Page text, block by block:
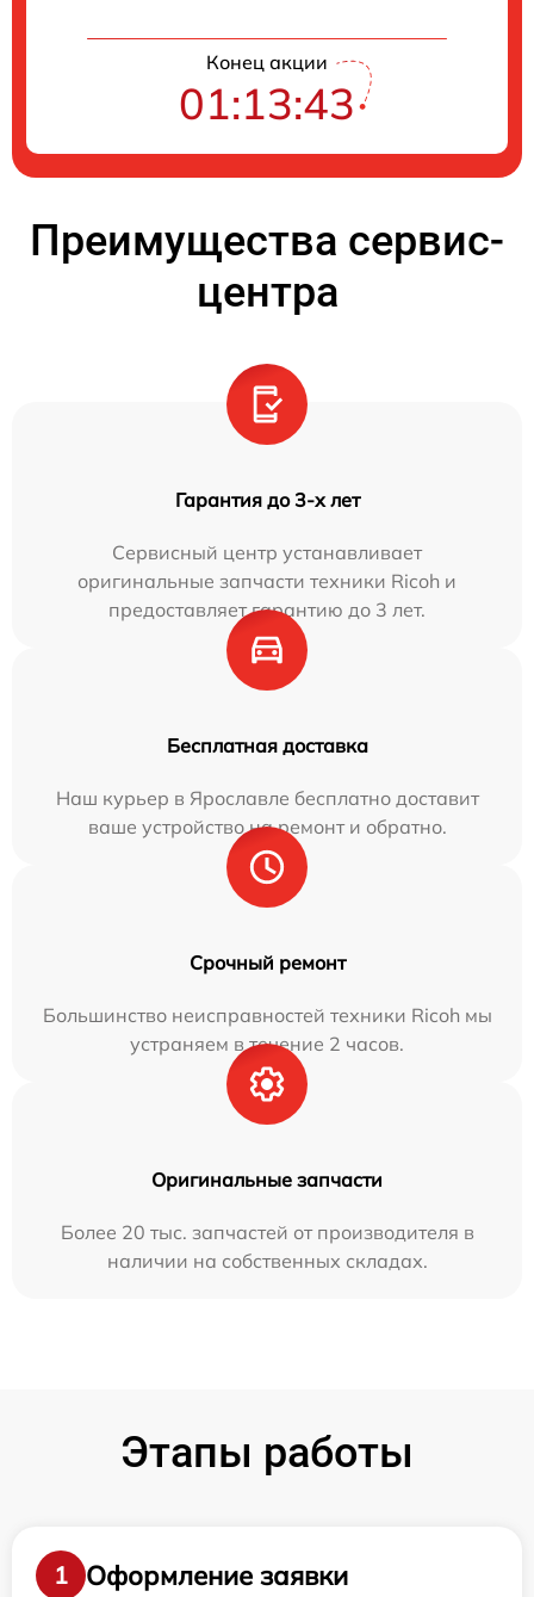
Конец акции
01:13:43
Преимущества сервис-
центра
Гарантия до 3-х лет
Сервисный центр устанавливает
оригинальные запчасти техники Ricoh и
предоставляет гарантию до 3 лет.
Бесплатная доставка
Наш курьер в Ярославле бесплатно доставит
ваше устройство на ремонт и обратно.
Срочный ремонт
Большинство неисправностей техники Ricoh мы
устраняем в течение 2 часов.
Оригинальные запчасти
Более 20 тыс. запчастей от производителя в
наличии на собственных складах.
Этапы работы
1 Оформление заявки